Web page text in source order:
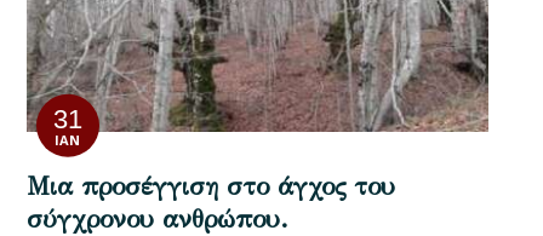
31
ΙΑΝ
Μια προσέγγιση στο άγχος του
σύγχρονου ανθρώπου.